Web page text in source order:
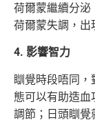
荷爾蒙繼續分泌
荷爾蒙失調，出
4. 影響智力
瞓覺時段唔同
態可以有助造
調節；日頭瞓覺